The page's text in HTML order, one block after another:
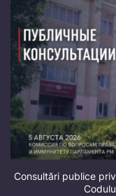
Consultări publice